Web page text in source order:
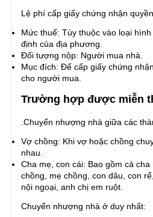
Lệ phí cấp giấy chứng nhận
Mức thuế: Tùy thuộc vào loại
định của địa phương.
Đối tượng nộp: Người mua nhà.
Mục đích: Để cấp giấy chứng
cho người mua.
Trường hợp được miễn
.Chuyển nhượng nhà giữa các
Vợ chồng: Khi vợ hoặc chồng
nhau.
Cha mẹ, con cái: Bao gồm cả
chồng, mẹ chồng, con dâu, con
nội ngoại, anh chị em ruột.
Chuyển nhượng nhà ở duy nhất: